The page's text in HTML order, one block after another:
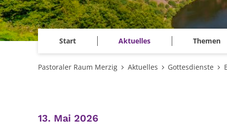
Start Aktuelles Themen
Pastoraler Raum Merzig Aktuelles Gottesdienste
13. Mai 2026: